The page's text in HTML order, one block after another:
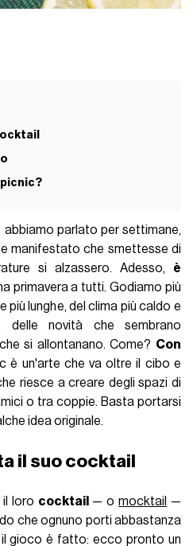
abbiamo parlato per settimane,
manifestato che smettesse di
si alzassero. Adesso, è
primavera a tutti. Godiamo più
lunghe, del clima più caldo e
novità che sembrano
si allontanano. Come? Con
è un'arte che va oltre il cibo e
riesce a creare degli spazi di
o tra coppie. Basta portarsi
idea originale.
il suo cocktail
il loro cocktail — omocktail
—
che ognuno porti abbastanza
il gioco è fatto: ecco pronto un